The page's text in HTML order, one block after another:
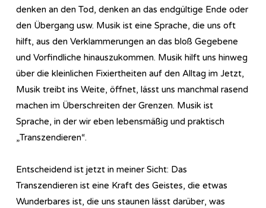
denken an den Tod, denken an das endgültige Ende oder
den Übergang usw. Musik ist eine Sprache, die uns oft
hilft, aus den Verklammerungen an das bloß Gegebene
und Vorfindliche hinauszukommen. Musik hilft uns hinweg
über die kleinlichen Fixiertheiten auf den Alltag im Jetzt,
Musik treibt ins Weite, öffnet, lässt uns manchmal rasend
machen im Überschreiten der Grenzen. Musik ist
Sprache, in der wir eben lebensmäßig und praktisch
„Transzendieren“.
Entscheidend ist jetzt in meiner Sicht: Das
Transzendieren ist eine Kraft des Geistes, die etwas
Wunderbares ist, die uns staunen lässt darüber, was